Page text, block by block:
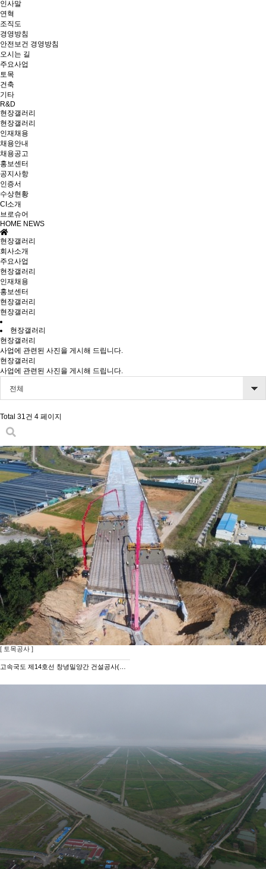
인사말
연혁
조직도
경영방침
안전보건 경영방침
오시는 길
주요사업
토목
건축
기타
R&D
현장갤러리
현장갤러리
인재채용
채용안내
채용공고
홍보센터
공지사항
인증서
수상현황
CI소개
브로슈어
HOME NEWS
현장갤러리
회사소개
주요사업
현장갤러리
인재채용
홍보센터
현장갤러리
현장갤러리
현장갤러리
현장갤러리
사업에 관련된 사진을 게시해 드립니다.
현장갤러리
사업에 관련된 사진을 게시해 드립니다.
전체
Total 31건 4 페이지
[ 토목공사 ]